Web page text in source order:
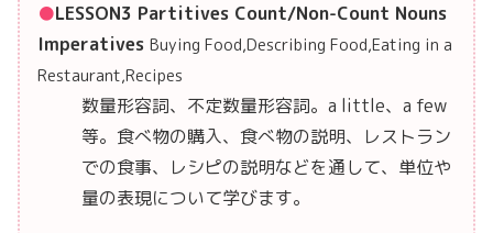
LESSON3 Partitives Count/Non-Count Nouns
Imperatives Buying Food,Describing Food,Eating in a
Restaurant,Recipes
数量形容詞、不定数量形容詞。a little、a few
等。食べ物の購入、食べ物の説明、レストラン
での食事、レシピの説明などを通して、単位や
量の表現について学びます。